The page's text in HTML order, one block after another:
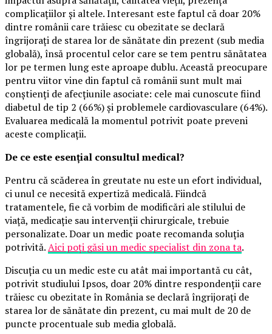
complicațiilor și altele. Interesant este faptul că doar 20%
dintre românii care trăiesc cu obezitate se declară
îngrijorați de starea lor de sănătate din prezent (sub media
globală), însă procentul celor care se tem pentru sănătatea
lor pe termen lung este aproape dublu. Această preocupare
pentru viitor vine din faptul că românii sunt mult mai
conștienți de afecțiunile asociate: cele mai cunoscute fiind
diabetul de tip 2 (66%) și problemele cardiovasculare (64%).
Evaluarea medicală la momentul potrivit poate preveni
aceste complicații.
De ce este esențial consultul medical?
Pentru că scăderea în greutate nu este un efort individual,
ci unul ce necesită expertiză medicală. Fiindcă
tratamentele, fie că vorbim de modificări ale stilului de
viață, medicație sau intervenții chirurgicale, trebuie
personalizate. Doar un medic poate recomanda soluția
potrivită.Aici poți găsi un medic specialist din zona ta.
Discuția cu un medic este cu atât mai importantă cu cât,
potrivit studiului Ipsos, doar 20% dintre respondenții care
trăiesc cu obezitate în România se declară îngrijorați de
starea lor de sănătate din prezent, cu mai mult de 20 de
puncte procentuale sub media globală.